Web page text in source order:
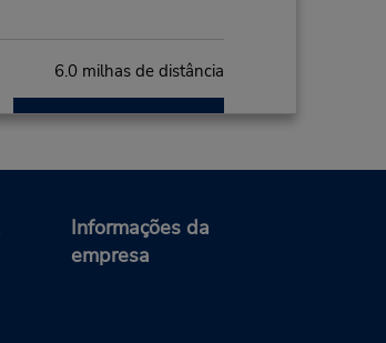
6.0 milhas de distância
Fazer uma reserva
Informações da
empresa